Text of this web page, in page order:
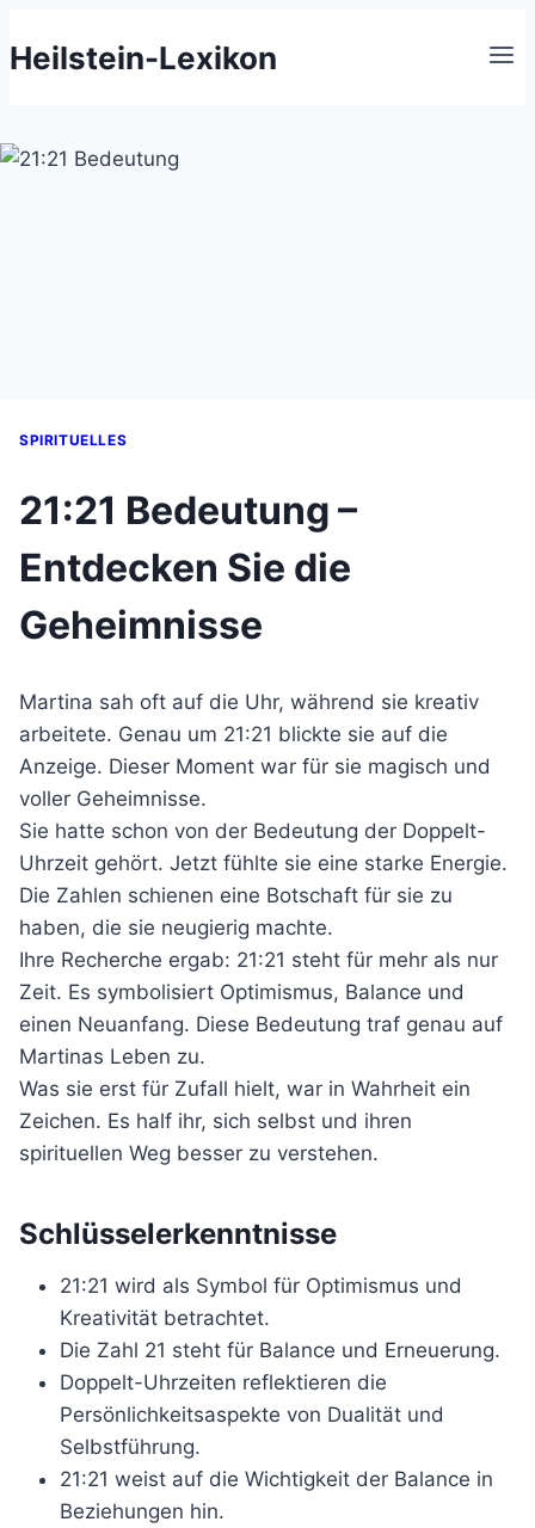
Inhalt
Heilstein-Lexikon
SPIRITUELLES
21:21 Bedeutung –
Entdecken Sie die
Geheimnisse
Martina sah oft auf die Uhr, während sie kreativ
arbeitete. Genau um 21:21 blickte sie auf die
Anzeige. Dieser Moment war für sie magisch und
voller Geheimnisse.
Sie hatte schon von der Bedeutung der Doppelt-
Uhrzeit gehört. Jetzt fühlte sie eine starke Energie.
Die Zahlen schienen eine Botschaft für sie zu
haben, die sie neugierig machte.
Ihre Recherche ergab: 21:21 steht für mehr als nur
Zeit. Es symbolisiert Optimismus, Balance und
einen Neuanfang. Diese Bedeutung traf genau auf
Martinas Leben zu.
Was sie erst für Zufall hielt, war in Wahrheit ein
Zeichen. Es half ihr, sich selbst und ihren
spirituellen Weg besser zu verstehen.
Schlüsselerkenntnisse
21:21 wird als Symbol für Optimismus und
Kreativität betrachtet.
Die Zahl 21 steht für Balance und Erneuerung.
Doppelt-Uhrzeiten reflektieren die
Persönlichkeitsaspekte von Dualität und
Selbstführung.
21:21 weist auf die Wichtigkeit der Balance in
Beziehungen hin.